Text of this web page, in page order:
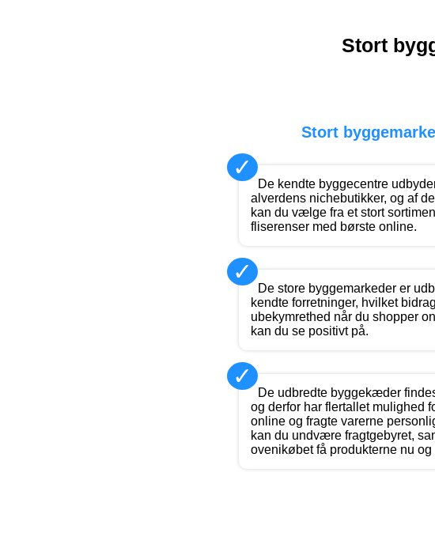
Stort
Stort
✓
De kendte byggecentre
alverdens nichebutikker, og af
kan du vælge fra et stort
fliserenser med børste online.
✓
De store byggemarkeder er
kendte forretninger, hvilket
ubekymrethed når du shopper
kan du se positivt på.
✓
De udbredte byggekæder
og derfor har flertallet mulighed
online og fragte varerne
kan du undvære fragtgebyret,
ovenikøbet få produkterne nu og